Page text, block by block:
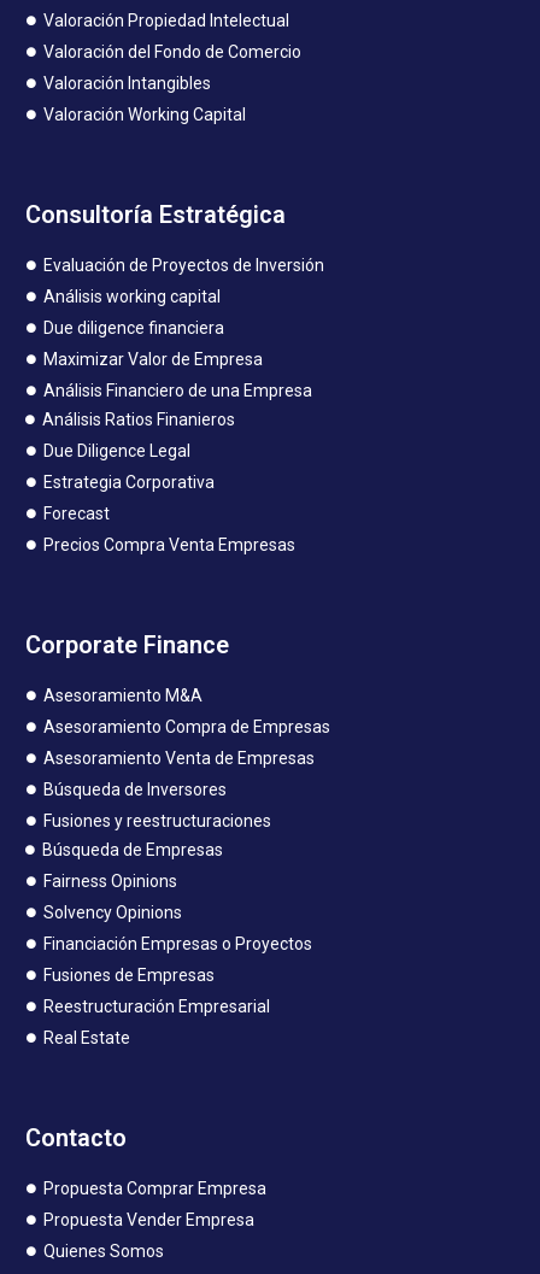
Valoración Propiedad Intelectual
Valoración del Fondo de Comercio
Valoración Intangibles
Valoración Working Capital
Consultoría Estratégica
Evaluación de Proyectos de Inversión
Análisis working capital
Due diligence financiera
Maximizar Valor de Empresa
Análisis Financiero de una Empresa
Análisis Ratios Finanieros
Due Diligence Legal
Estrategia Corporativa
Forecast
Precios Compra Venta Empresas
Corporate Finance
Asesoramiento M&A
Asesoramiento Compra de Empresas
Asesoramiento Venta de Empresas
Búsqueda de Inversores
Fusiones y reestructuraciones
Búsqueda de Empresas
Fairness Opinions
Solvency Opinions
Financiación Empresas o Proyectos
Fusiones de Empresas
Reestructuración Empresarial
Real Estate
Contacto
Propuesta Comprar Empresa
Propuesta Vender Empresa
Quienes Somos